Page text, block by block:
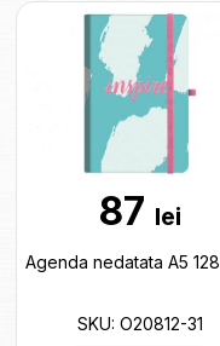
87 lei
SKU: O20812-31